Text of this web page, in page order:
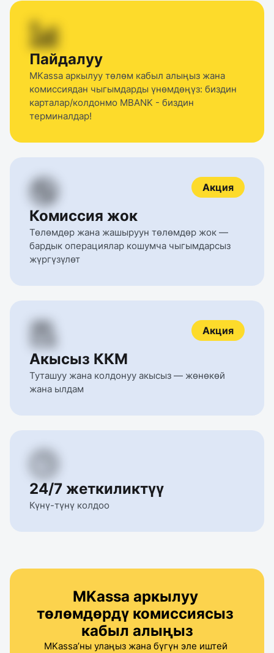
Пайдалуу
MKassa аркылуу төлөм кабыл алыңыз жана
комиссиядан чыгымдарды үнөмдөңүз: биздин
карталар/колдонмо MBANK - биздин
терминалдар!
Акция
Комиссия жок
Төлөмдөр жана жашыруун төлөмдөр жок —
бардык операциялар кошумча чыгымдарсыз
жүргүзүлөт
Акция
Акысыз ККМ
Туташуу жана колдонуу акысыз — жөнөкөй
жана ылдам
24/7 жеткиликтүү
Күнү-түнү колдоо
MKassa аркылуу
төлөмдөрдү комиссиясыз
кабыл алыңыз
MKassa’ны улаңыз жана бүгүн эле иштей